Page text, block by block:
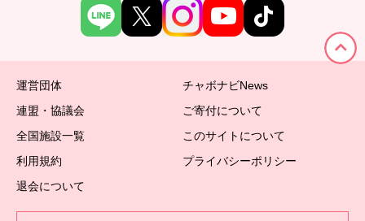
運営団体
チャボナビNews
連盟・協議会
ご寄付について
全国施設一覧
このサイトについて
利用規約
プライバシーポリシー
退会について